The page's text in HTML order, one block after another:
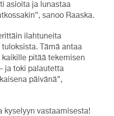
asioita ja lunastaa
sanoo Raaska.
ilahtuneita
Tämä antaa
pitää tekemisen
ja toki palautetta
päivänä”,
kyselyyn vastaamisesta!